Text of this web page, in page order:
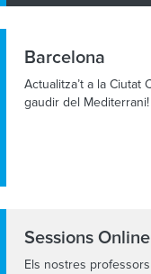
Barcelona
Actualitza’t a la Ciutat
gaudir del Mediterrani!
Sessions Online
Els nostres professors